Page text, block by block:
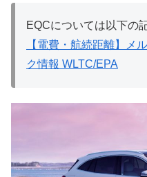
EQCについては以下の
【電費・航続距離】メ
ク情報 WLTC/EPA